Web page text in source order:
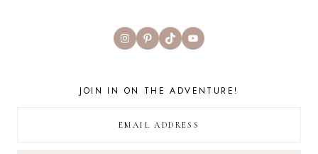
InstagramPinterest
TikTokYouTube
JOIN IN ON THE ADVENTURE!